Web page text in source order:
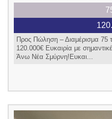
Προς Πώληση – Διαμέρισμα 75
120.000€ Ευκαιρία με
Άνω Νέα Σμύρνη!Ευκαι...